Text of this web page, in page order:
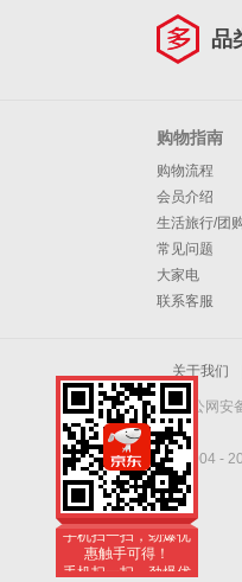
品
购物指南
购物流程
会员介绍
生活旅行/团
常见问题
大家电
联系客服
关于我们
京公网安
Copyright © 2004 -
手机扫一扫，劲爆优
惠触手可得！
手机扫一扫，劲爆优
惠触手可得！